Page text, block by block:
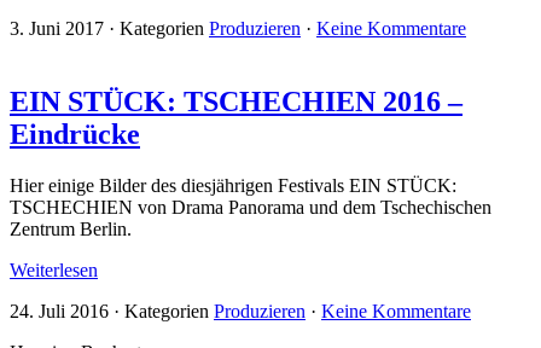
3. Juni 2017 · Kategorien Produzieren · Keine Kommentare
EIN STÜCK: TSCHECHIEN 2016 –
Eindrücke
Hier einige Bilder des diesjährigen Festivals EIN STÜCK:
TSCHECHIEN von Drama Panorama und dem Tschechischen
Zentrum Berlin.
Weiterlesen
24. Juli 2016 · Kategorien Produzieren · Keine Kommentare